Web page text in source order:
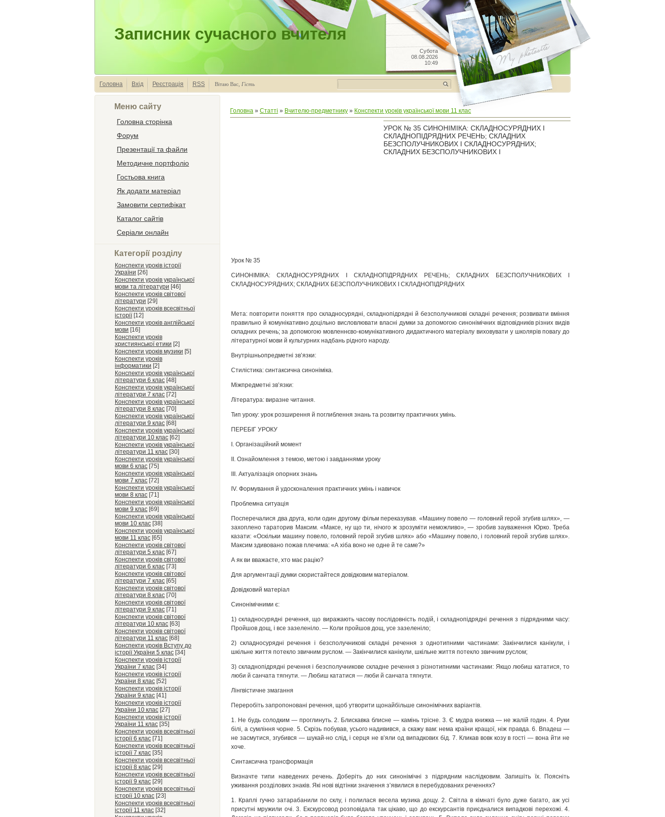
Субота
08.08.2026
10:49
Записник сучасного вчителя
Головна Вхід Реєстрація RSS Вітаю Вас Гість
Меню сайту
Головна сторінка
Форум
Презентації та файли
Методичне портфоліо
Гостьова книга
Як додати матеріал
Замовити сертифікат
Каталог сайтів
Серіали онлайн
Категорії розділу
Конспекти уроків історії
України [26]
Конспекти уроків української
мови та літератури [46]
Конспекти уроків світової
літератури [29]
Конспекти уроків всесвітньої
історії [12]
Конспекти уроків англійської
мови [16]
Конспекти уроків
християнської етики [2]
Конспекти уроків музики [5]
Конспекти уроків
інформатики [2]
Конспекти уроків української
літератури 6 клас [48]
Конспекти уроків української
літератури 7 клас [72]
Конспекти уроків української
літератури 8 клас [70]
Конспекти уроків української
літератури 9 клас [68]
Конспекти уроків української
літератури 10 клас [62]
Конспекти уроків української
літератури 11 клас [30]
Конспекти уроків української
мови 6 клас [75]
Конспекти уроків української
мови 7 клас [72]
Конспекти уроків української
мови 8 клас [71]
Конспекти уроків української
мови 9 клас [69]
Конспекти уроків української
мови 10 клас [38]
Конспекти уроків української
мови 11 клас [65]
Конспекти уроків світової
літератури 5 клас [67]
Конспекти уроків світової
літератури 6 клас [73]
Конспекти уроків світової
літератури 7 клас [65]
Конспекти уроків світової
літератури 8 клас [70]
Конспекти уроків світової
літератури 9 клас [71]
Конспекти уроків світової
літератури 10 клас [63]
Конспекти уроків світової
літератури 11 клас [68]
Конспекти уроків Вступу до
історії України 5 клас [34]
Конспекти уроків історії
України 7 клас [34]
Конспекти уроків історії
України 8 клас [52]
Конспекти уроків історії
України 9 клас [41]
Конспекти уроків історії
України 10 клас [27]
Конспекти уроків історії
України 11 клас [35]
Конспекти уроків всесвітньої
історії 6 клас [71]
Конспекти уроків всесвітньої
історії 7 клас [35]
Конспекти уроків всесвітньої
історії 8 клас [29]
Конспекти уроків всесвітньої
історії 9 клас [29]
Конспекти уроків всесвітньої
історії 10 клас [23]
Конспекти уроків всесвітньої
історії 11 клас [32]
Головна » Статті » Вчителю-предметнику » Конспекти уроків української мови 11 клас
УРОК № 35 СИНОНІМІКА: СКЛАДНОСУРЯДНИХ І
СКЛАДНОПІДРЯДНИХ РЕЧЕНЬ; СКЛАДНИХ
БЕЗСПОЛУЧНИКОВИХ І СКЛАДНОСУРЯДНИХ;
СКЛАДНИХ БЕЗСПОЛУЧНИКОВИХ І
Урок № 35
СИНОНІМІКА: СКЛАДНОСУРЯДНИХ І СКЛАДНОПІДРЯДНИХ РЕЧЕНЬ; СКЛАДНИХ БЕЗСПОЛУЧНИКОВИХ І
СКЛАДНОСУРЯДНИХ; СКЛАДНИХ БЕЗСПОЛУЧНИКОВИХ І СКЛАДНОПІДРЯДНИХ
Мета: повторити поняття про складносурядні, складнопідрядні й безсполучникові складні речення; розвивати вміння
правильно й комунікативно доцільно висловлювати власні думки за допомогою синонімічних відповідників різних видів
складних речень; за допомогою мовленнєво-комунікативного дидактичного матеріалу виховувати у школярів повагу до
літературної мови й культурних надбань рідного народу.
Внутрішньопредметні зв’язки:
Стилістика: синтаксична синоніміка.
Міжпредметні зв’язки:
Література: виразне читання.
Тип уроку: урок розширення й поглиблення знань та розвитку практичних умінь.
ПЕРЕБІГ УРОКУ
І. Організаційний момент
ІІ. Ознайомлення з темою, метою і завданнями уроку
ІІІ. Актуалізація опорних знань
IV. Формування й удосконалення практичних умінь і навичок
Проблемна ситуація
Посперечалися два друга, коли один другому фільм переказував. «Машину повело — головний герой згубив шлях», —
захоплено тараторив Максим. «Максе, ну що ти, нічого ж зрозуміти неможливо», — зробив зауваження Юрко. Треба
казати: «Оскільки машину повело, головний герой згубив шлях» або «Машину повело, і головний герой згубив шлях».
Максим здивовано пожав плечима: «А хіба воно не одне й те саме?»
А як ви вважаєте, хто має рацію?
Для аргументації думки скористайтеся довідковим матеріалом.
Довідковий матеріал
Синонімічними є:
1) складносурядні речення, що виражають часову послідовність подій, і складнопідрядні речення з підрядними часу:
Пройшов дощ, і все зазеленіло. — Коли пройшов дощ, усе зазеленіло;
2) складносурядні речення і безсполучникові складні речення з однотипними частинами: Закінчилися канікули, і
шкільне життя потекло звичним руслом. — Закінчилися канікули, шкільне життя потекло звичним руслом;
3) складнопідрядні речення і безсполучникове складне речення з різнотипними частинами: Якщо любиш кататися, то
люби й санчата тягнути. — Любиш кататися — люби й санчата тягнути.
Лінгвістичне змагання
Переробіть запропоновані речення, щоб утворити щонайбільше синонімічних варіантів.
1. Не будь солодким — проглинуть. 2. Блискавка блисне — камінь трісне. 3. Є мудра книжка — не жалій годин. 4. Руки
білі, а сумління чорне. 5. Скрізь побував, усього надивився, а скажу вам: нема країни кращої, ніж правда. 6. Впадеш —
не засмутися, згубився — шукай-но слід, і серця не в’яли од випадкових бід. 7. Кликав вовк козу в гості — вона йти не
хоче.
Синтаксична трансформація
Визначте типи наведених речень. Доберіть до них синонімічні з підрядним наслідковим. Запишіть їх. Поясніть
уживання розділових знаків. Які нові відтінки значення з’явилися в перебудованих реченнях?
1. Краплі гучно затарабанили по склу, і полилася весела музика дощу. 2. Світла в кімнаті було дуже багато, аж усі
присутні мружили очі. 3. Екскурсовод розповідала так цікаво, що до екскурсантів приєдналися випадкові перехожі. 4.